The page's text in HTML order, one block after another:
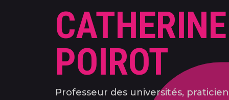
CATHERINE
POIROT
Professeur des universités,